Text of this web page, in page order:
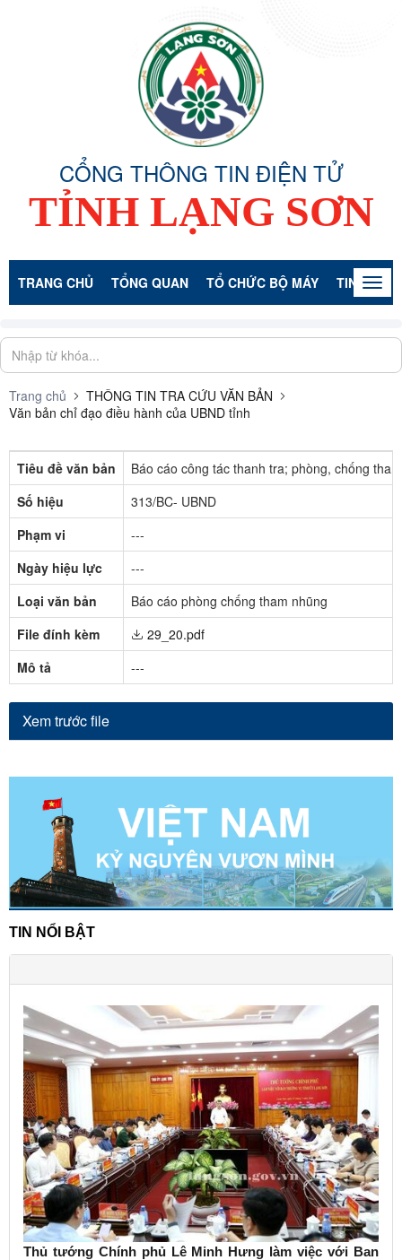
CỔNG THÔNG TIN ĐIỆN TỬ
TỈNH LẠNG SƠN
TRANG CHỦ TỔNG QUAN TỔ CHỨC BỘ MÁY TIN TỨC -
Trang chủ
THÔNG TIN TRA CỨU VĂN BẢN
Văn bản chỉ đạo điều hành của UBND tỉnh
Tiêu đề văn bản
Báo cáo công tác thanh tra; phòng, chống
Số hiệu
313/BC- UBND
Phạm vi
---
Ngày hiệu lực
---
Loại văn bản
Báo cáo phòng chống tham nhũng
File đính kèm
29_20.pdf
Mô tả
---
Xem trước file
TIN NỔI BẬT
Thủ tướng Chính phủ Lê Minh Hưng làm việc với Ban